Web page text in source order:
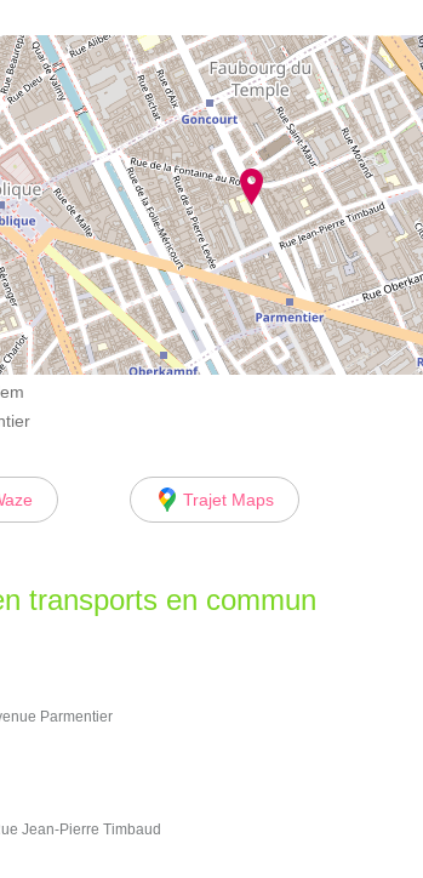
Trajet Maps
transports en commun
Parmentier
Jean-Pierre Timbaud